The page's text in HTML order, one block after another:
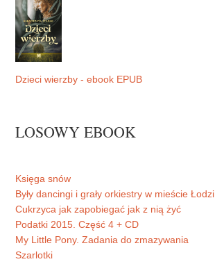
Dzieci wierzby - ebook EPUB
LOSOWY EBOOK
Księga snów
Były dancingi i grały orkiestry w mieście Łodzi
Cukrzyca jak zapobiegać jak z nią żyć
Podatki 2015. Część 4 + CD
My Little Pony. Zadania do zmazywania
Szarlotki